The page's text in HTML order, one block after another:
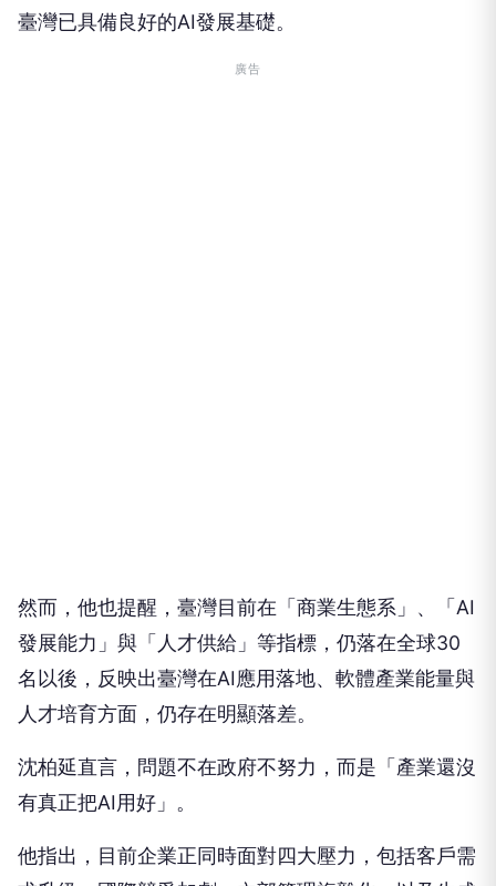
臺灣已具備良好的AI發展基礎。
廣告
然而，他也提醒，臺灣目前在「商業生態系」、「AI
發展能力」與「人才供給」等指標，仍落在全球30
名以後，反映出臺灣在AI應用落地、軟體產業能量與
人才培育方面，仍存在明顯落差。
沈柏延直言，問題不在政府不努力，而是「產業還沒
有真正把AI用好」。
他指出，目前企業正同時面對四大壓力，包括客戶需